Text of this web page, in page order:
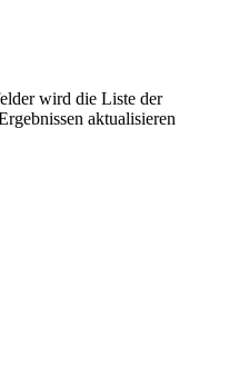
wird die Liste der
aktualisieren